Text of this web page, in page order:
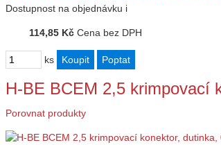
Dostupnost na objednávku i
114,85 Kč Cena bez DPH
ks
H-BE BCEM 2,5 krimpovací
Porovnat produkty